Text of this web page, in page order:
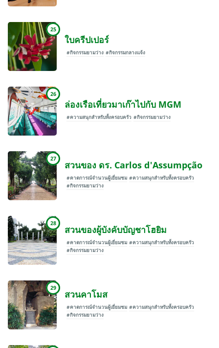
25
ใบครีปเปอร์
#กิจกรรมยามว่าง #กิจกรรมกลางแจ้ง
26
ล่องเรือเที่ยวมาเก๊าไปกับ MGM
#ความสนุกสำหรับทั้งครอบครัว #กิจกรรมยามว่าง
27
สวนของ ดร. Carlos d'Assumpção
#คาดการณ์จำนวนผู้เยี่ยมชม #ความสนุกสำหรับทั้งครอบครัว
#กิจกรรมยามว่าง
28
สวนของผู้บังคับบัญชาโฮยิม
#คาดการณ์จำนวนผู้เยี่ยมชม #ความสนุกสำหรับทั้งครอบครัว
#กิจกรรมยามว่าง
29
สวนคาโมส
#คาดการณ์จำนวนผู้เยี่ยมชม #ความสนุกสำหรับทั้งครอบครัว
#กิจกรรมยามว่าง